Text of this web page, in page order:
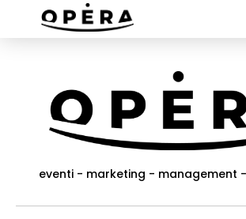
eventi - marketing - management